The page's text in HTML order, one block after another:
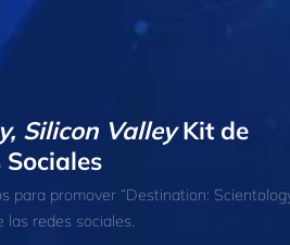
Silicon ValleyKit de
para promover “Destination:
las redes sociales.